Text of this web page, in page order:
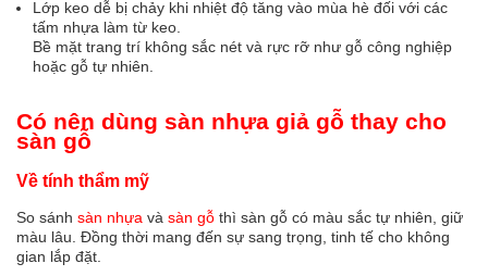
Lớp keo dễ bị chảy khi nhiệt độ tăng vào mùa hè đối với các
tấm nhựa làm từ keo.
Bề mặt trang trí không sắc nét và rực rỡ như gỗ công nghiệp
hoặc gỗ tự nhiên.
Có nên dùng sàn nhựa giả gỗ thay cho
sàn gỗ
Về tính thẩm mỹ
So sánh sàn nhựa và sàn gỗ thì sàn gỗ có màu sắc tự nhiên, giữ
màu lâu. Đồng thời mang đến sự sang trọng, tinh tế cho không
gian lắp đặt.